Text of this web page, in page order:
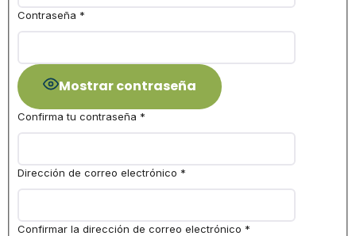
Contraseña *
Mostrar contraseña
Confirma tu contraseña *
Dirección de correo electrónico *
Confirmar la dirección de correo electrónico *